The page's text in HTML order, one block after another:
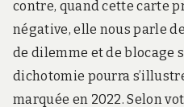
contre, quand cette carte
négative, elle nous parle
de dilemme et de blocage
dichotomie pourra
marquée en 2022. Selon